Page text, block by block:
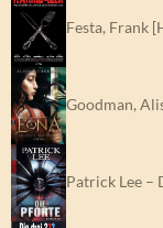
Festa, Frank
Goodman,
Patrick Lee –